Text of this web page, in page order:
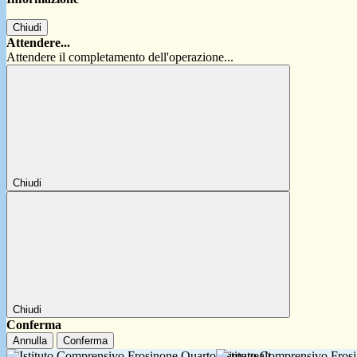
Chiudi
Attendere...
Attendere il completamento dell'operazione...
Chiudi
Chiudi
Conferma
Annulla Conferma